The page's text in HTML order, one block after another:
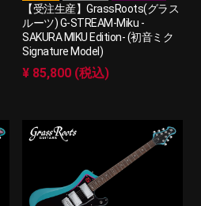
【受注生産】GrassRoots(グラス
ルーツ) G-STREAM-Miku -
SAKURA MIKU Edition- (初音ミク
Signature Model)
¥ 85,800 (税込)